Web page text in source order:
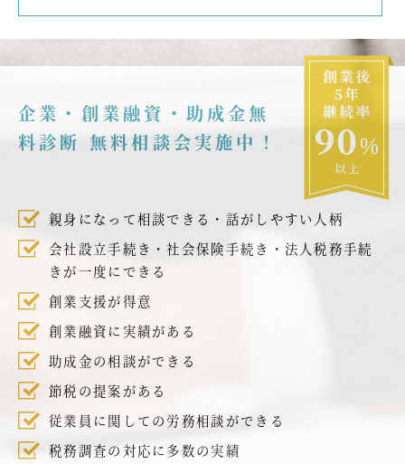
企業・創業融資・助成金無
料診断 無料相談会実施中！
親身になって相談できる・話がしやすい人柄
会社設立手続き・社会保険手続き・法人税務手続
きが一度にできる
創業支援が得意
創業融資に実績がある
助成金の相談ができる
節税の提案がある
従業員に関しての労務相談ができる
税務調査の対応に多数の実績